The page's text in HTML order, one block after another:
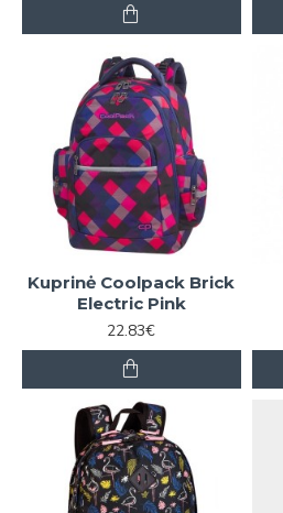
Kuprinė Coolpack Brick
Electric Pink
22.83€